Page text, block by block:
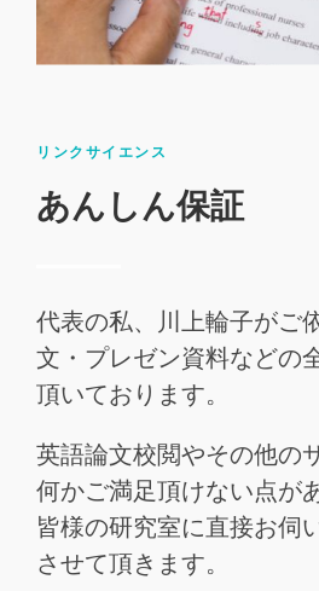
リンクサイエンス
あんしん保証
代表の私、川上輪子がご
文・プレゼン資料などの
頂いております。
英語論文校閲やその他の
何かご満足頂けない点が
皆様の研究室に直接お伺
させて頂きます。